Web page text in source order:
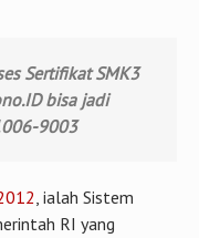
Sertifikat SMK3
bisa jadi
9003
, ialah Sistem
RI yang